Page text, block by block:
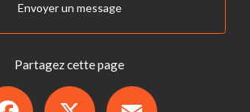
Envoyer un message
Partagez cette page
Facebook